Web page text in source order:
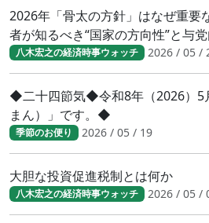
2026年「骨太の方針」はなぜ重
者が知るべき“国家の方向性”と与
八木宏之の経済時事ウォッチ 2026 / 05 /
◆二十四節気◆令和8年（2026）5
まん）」です。◆
季節のお便り 2026 / 05 / 19
大胆な投資促進税制とは何か
八木宏之の経済時事ウォッチ 2026 / 05 /